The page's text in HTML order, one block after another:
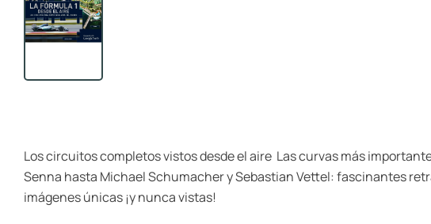
Los circuitos completos vistos desde el aire  Las curvas más
Senna hasta Michael Schumacher y Sebastian Vettel: fascinantes
imágenes únicas ¡y nunca vistas!